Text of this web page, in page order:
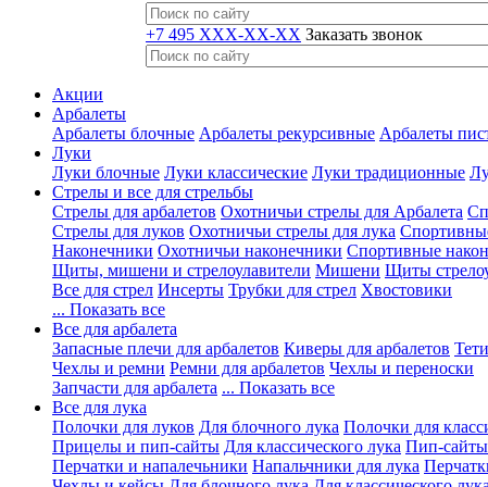
+7 495 XXX-XX-XX Заказать звонок
Акции
Арбалеты
Арбалеты блочные Арбалеты рекурсивные Арбалеты
Луки
Луки блочные Луки классические Луки традиционные
Стрелы и все для стрельбы
Стрелы для арбалетов Охотничьи стрелы для Арбалета
Стрелы для луков Охотничьи стрелы для лука
Наконечники Охотничьи наконечники Спортивные
Щиты, мишени и стрелоулавители Мишени Щиты
Все для стрел Инсерты Трубки для стрел Хвостовики
... Показать все
Все для арбалета
Запасные плечи для арбалетов Киверы для арбалетов
Чехлы и ремни Ремни для арбалетов Чехлы и переноски
Запчасти для арбалета ... Показать все
Все для лука
Полочки для луков Для блочного лука Полочки для
Прицелы и пип-сайты Для классического лука Пип-сайты
Перчатки и напалечьники Напальчники для лука